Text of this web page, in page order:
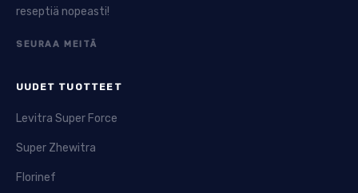
reseptiä nopeasti!
SEURAA MEITÄ
UUDET TUOTTEET
Levitra Super Force
Super Zhewitra
Florinef